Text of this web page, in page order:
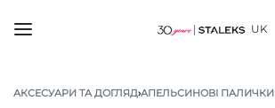
UK
АКСЕСУАРИ ТА ДОГЛЯД›АПЕЛЬСИНОВІ ПАЛИЧКИ